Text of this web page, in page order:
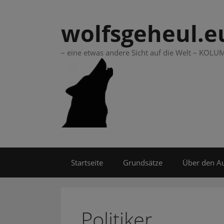
– eine etwas andere Sicht auf die Welt –
Startseite Grundsätze Über den